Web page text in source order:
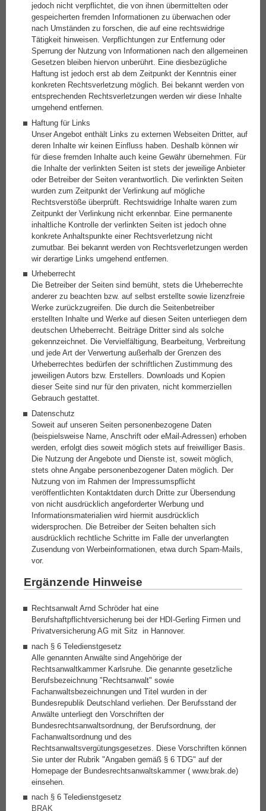
jedoch nicht verpflichtet, die von ihnen übermittelten oder
gespeicherten fremden Informationen zu überwachen oder
nach Umständen zu forschen, die auf eine rechtswidrige
Tätigkeit hinweisen. Verpflichtungen zur Entfernung oder
Sperrung der Nutzung von Informationen nach den allgemeinen
Gesetzen bleiben hiervon unberührt. Eine diesbezügliche
Haftung ist jedoch erst ab dem Zeitpunkt der Kenntnis einer
konkreten Rechtsverletzung möglich. Bei bekannt werden von
entsprechenden Rechtsverletzungen werden wir diese Inhalte
umgehend entfernen.
Haftung für Links
Unser Angebot enthält Links zu externen Webseiten Dritter, auf
deren Inhalte wir keinen Einfluss haben. Deshalb können wir
für diese fremden Inhalte auch keine Gewähr übernehmen. Für
die Inhalte der verlinkten Seiten ist stets der jeweilige Anbieter
oder Betreiber der Seiten verantwortlich. Die verlinkten Seiten
wurden zum Zeitpunkt der Verlinkung auf mögliche
Rechtsverstöße überprüft. Rechtswidrige Inhalte waren zum
Zeitpunkt der Verlinkung nicht erkennbar. Eine permanente
inhaltliche Kontrolle der verlinkten Seiten ist jedoch ohne
konkrete Anhaltspunkte einer Rechtsverletzung nicht
zumutbar. Bei bekannt werden von Rechtsverletzungen werden
wir derartige Links umgehend entfernen.
Urheberrecht
Die Betreiber der Seiten sind bemüht, stets die Urheberrechte
anderer zu beachten bzw. auf selbst erstellte sowie lizenzfreie
Werke zurückzugreifen. Die durch die Seitenbetreiber
erstellten Inhalte und Werke auf diesen Seiten unterliegen dem
deutschen Urheberrecht. Beiträge Dritter sind als solche
gekennzeichnet. Die Vervielfältigung, Bearbeitung, Verbreitung
und jede Art der Verwertung außerhalb der Grenzen des
Urheberrechtes bedürfen der schriftlichen Zustimmung des
jeweiligen Autors bzw. Erstellers. Downloads und Kopien
dieser Seite sind nur für den privaten, nicht kommerziellen
Gebrauch gestattet.
Datenschutz
Soweit auf unseren Seiten personenbezogene Daten
(beispielsweise Name, Anschrift oder eMail-Adressen) erhoben
werden, erfolgt dies soweit möglich stets auf freiwilliger Basis.
Die Nutzung der Angebote und Dienste ist, soweit möglich,
stets ohne Angabe personenbezogener Daten möglich. Der
Nutzung von im Rahmen der Impressumspflicht
veröffentlichten Kontaktdaten durch Dritte zur Übersendung
von nicht ausdrücklich angeforderter Werbung und
Informationsmaterialien wird hiermit ausdrücklich
widersprochen. Die Betreiber der Seiten behalten sich
ausdrücklich rechtliche Schritte im Falle der unverlangten
Zusendung von Werbeinformationen, etwa durch Spam-Mails,
vor.
Ergänzende Hinweise
Rechtsanwalt Arnd Schröder hat eine
Berufshaftpflichtversicherung bei der HDI-Gerling Firmen und
Privatversicherung AG mit Sitz in Hannover.
nach § 6 Teledienstgesetz
Alle genannten Anwälte sind Angehörige der
Rechtsanwaltkammer Karlsruhe. Die genannte gesetzliche
Berufsbezeichnung "Rechtsanwalt" sowie
Fachanwaltsbezeichnungen und Titel wurden in der
Bundesrepublik Deutschland verliehen. Der Berufsstand der
Anwälte unterliegt den Vorschriften der
Bundesrechtsanwaltsordnung, der Berufsordnung, der
Fachanwaltsordnung und des
Rechtsanwaltsvergütungsgesetzes. Diese Vorschriften können
Sie unter der Rubrik "Angaben gemäß § 6 TDG" auf der
Homepage der Bundesrechtsanwaltskammer ( www.brak.de)
einsehen.
nach § 6 Teledienstgesetz
BRAK